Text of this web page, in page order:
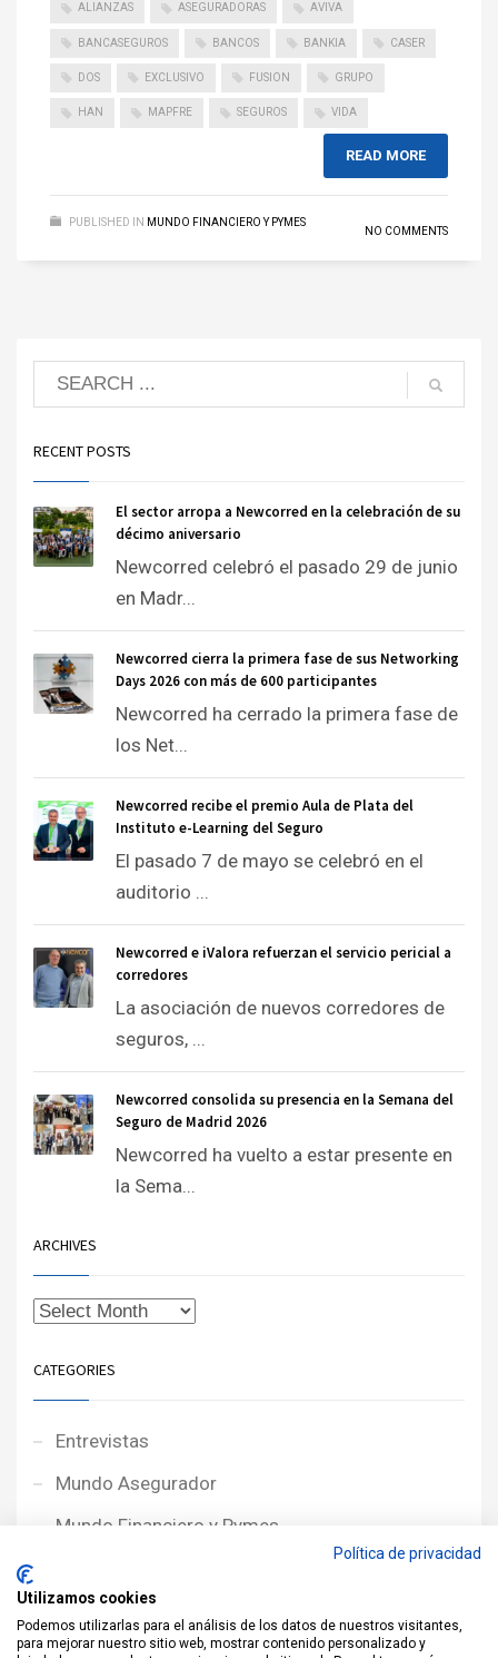
ALIANZAS ASEGURADORAS AVIVA
BANCASEGUROS BANCOS BANKIA CASER
DOS EXCLUSIVO FUSION GRUPO
HAN MAPFRE SEGUROS VIDA
READ MORE
PUBLISHED IN MUNDO FINANCIERO Y PYMES
NO COMMENTS
RECENT POSTS
El sector arropa a Newcorred en la celebración de su
décimo aniversario
Newcorred celebró el pasado 29 de junio
en Madr...
Newcorred cierra la primera fase de sus Networking
Days 2026 con más de 600 participantes
Newcorred ha cerrado la primera fase de
los Net...
Newcorred recibe el premio Aula de Plata del
Instituto e-Learning del Seguro
El pasado 7 de mayo se celebró en el
auditorio ...
Newcorred e iValora refuerzan el servicio pericial a
corredores
La asociación de nuevos corredores de
seguros, ...
Newcorred consolida su presencia en la Semana del
Seguro de Madrid 2026
Newcorred ha vuelto a estar presente en
la Sema...
ARCHIVES
CATEGORIES
Entrevistas
Mundo Asegurador
Mundo Financiero y Pymes
Noticias NewcorRED
Protagonistas
Política de privacidad
Utilizamos cookies
Podemos utilizarlas para el análisis de los datos de nuestros visitantes,
para mejorar nuestro sitio web, mostrar contenido personalizado y